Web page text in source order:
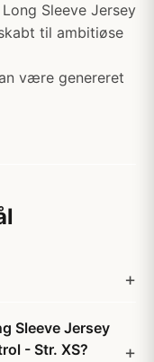
Sleeve Jersey
til ambitiøse
være genereret
Sleeve Jersey
- Str. XS?